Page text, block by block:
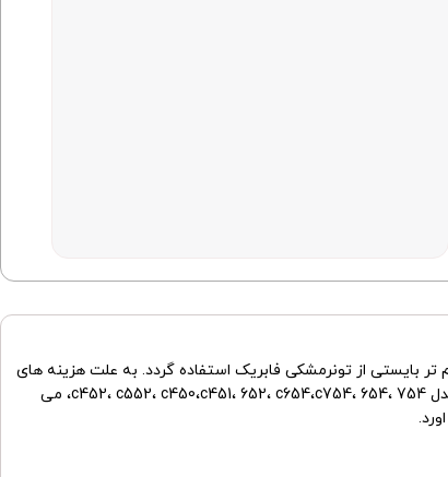
کم تر بایستی از تونرمشکی فابریک استفاده گردد. به علت هزینه های
با کیفیت و کم هزینه تر استفاده کرد. و این تونر مناسب دستگاه های کونیکا مینولیتا مدل c452، c552، c450،c451، 652، c654،c754، 654، 754، می